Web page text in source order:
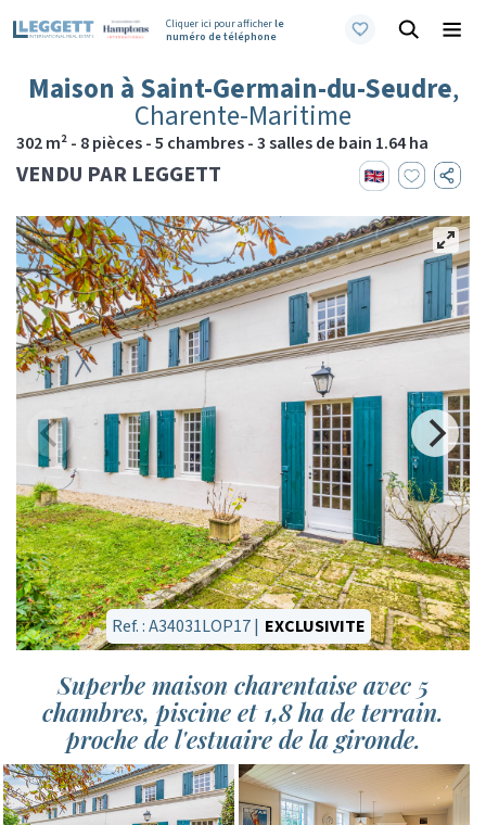
Cliquer ici pour afficherle
numéro de téléphone
Maison à Saint-Germain-du-Seudre,
Charente-Maritime
302 m² - 8 pièces - 5 chambres - 3 salles de bain 1.64 ha
VENDU PAR LEGGETT
Ref. : A34031LOP17 | EXCLUSIVITE
Superbe maison charentaise avec 5
chambres, piscine et 1,8 ha de terrain.
proche de l'estuaire de la gironde.